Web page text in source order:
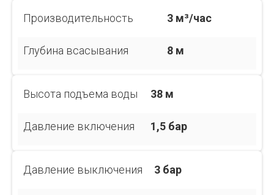
Производительность 3 м³/час
Глубина всасывания 8 м
Высота подъема воды 38 м
Давление включения 1,5 бар
Давление выключения 3 бар